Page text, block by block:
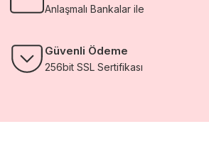
Anlaşmalı Bankalar ile
Güvenli Ödeme
256bit SSL Sertifikası